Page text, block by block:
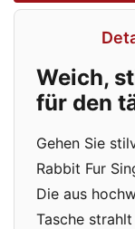
Weich,
für den
Gehen Sie
Rabbit Fur
Die aus
Tasche